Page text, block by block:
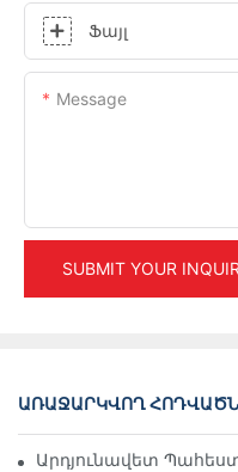
Ֆայլ
Message
SUBMIT YOUR
ԱՌԱՋԱՐԿՎՈՂ
Արդյունավետ